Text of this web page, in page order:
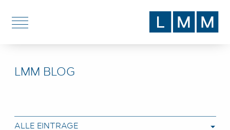
DIENSTLEISTUNGEN
BLOG
LMM BLOG